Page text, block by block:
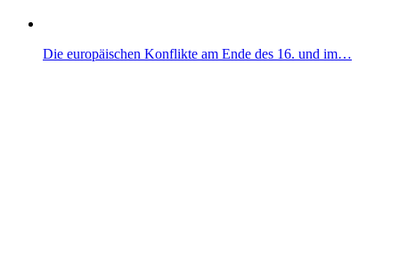
Die europäischen Konflikte am Ende des 16. und im…